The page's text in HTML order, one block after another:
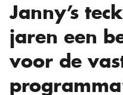
Janny’s
jaren een
voor de